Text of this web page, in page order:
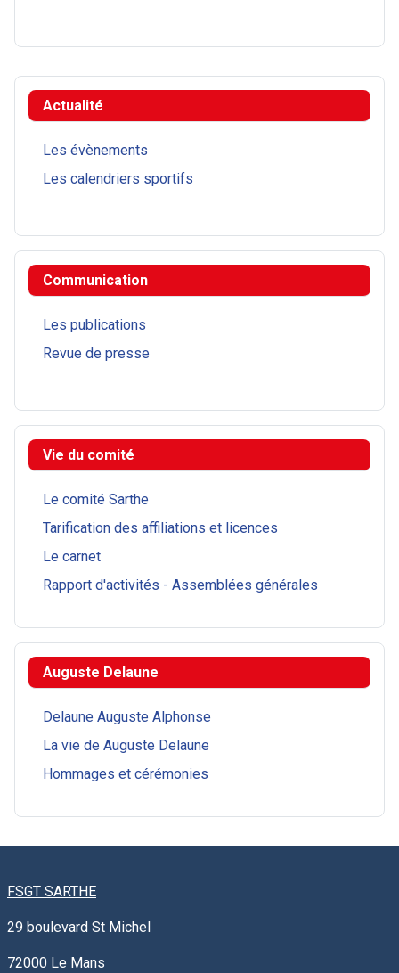
Actualité
Les évènements
Les calendriers sportifs
Communication
Les publications
Revue de presse
Vie du comité
Le comité Sarthe
Tarification des affiliations et licences
Le carnet
Rapport d'activités - Assemblées générales
Auguste Delaune
Delaune Auguste Alphonse
La vie de Auguste Delaune
Hommages et cérémonies
FSGT SARTHE
29 boulevard St Michel
72000 Le Mans